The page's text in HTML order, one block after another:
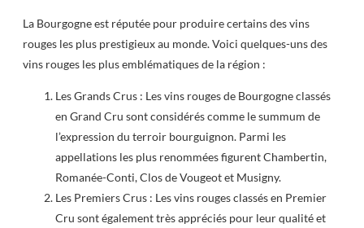
La Bourgogne est réputée pour produire certains des vins
rouges les plus prestigieux au monde. Voici quelques-uns des
vins rouges les plus emblématiques de la région :
Les Grands Crus : Les vins rouges de Bourgogne classés
en Grand Cru sont considérés comme le summum de
l’expression du terroir bourguignon. Parmi les
appellations les plus renommées figurent Chambertin,
Romanée-Conti, Clos de Vougeot et Musigny.
Les Premiers Crus : Les vins rouges classés en Premier
Cru sont également très appréciés pour leur qualité et